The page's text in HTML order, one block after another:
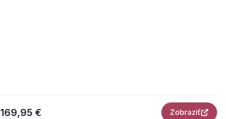
169,95 € Zobraziť